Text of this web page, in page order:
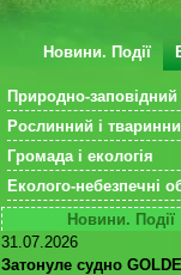
Новини. Події
Природно-
Рослинний і
Громада і екологія
Еколого-небезпечні
Новини. Події
31.07.2026
Затонуле судно